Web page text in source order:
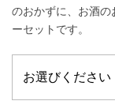
のおかずに、お酒の
ーセットです。